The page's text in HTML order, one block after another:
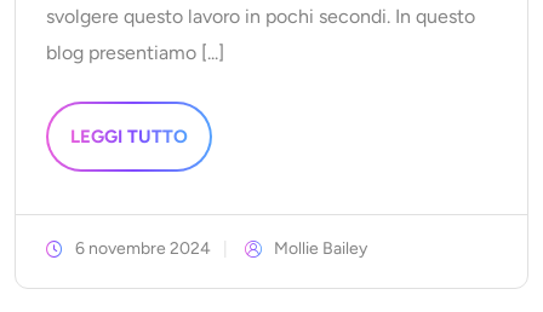
svolgere questo lavoro in pochi secondi. In questo
blog presentiamo [...]
LEGGI TUTTO
6 novembre 2024 Mollie Bailey